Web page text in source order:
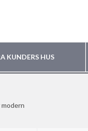
KUNDERS HUS